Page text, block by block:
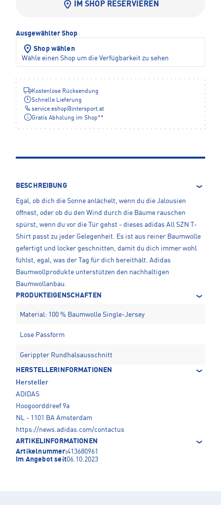
IM SHOP RESERVIEREN
Ausgewählter Shop
Shop wählen
Wähle einen Shop um die Verfügbarkeit zu sehen
Kostenlose Rücksendung
Schnelle Lieferung
service.eshop@intersport.at
Gratis Abholung im Shop**
BESCHREIBUNG
Egal, ob dich die Sonne anlächelt, wenn du die Jalousien
öffnest, oder ob du den Wind durch die Bäume rauschen
spürst, wenn du vor die Tür gehst - dieses adidas All SZN T-
Shirt passt zu jeder Gelegenheit. Es ist aus reiner Baumwolle
gefertigt und locker geschnitten, damit du dich immer wohl
fühlst, egal, was der Tag für dich bereithält. Adidas
Baumwollprodukte unterstützen den nachhaltigen
Baumwollanbau.
PRODUKTEIGENSCHAFTEN
Material: 100 % Baumwolle Single-Jersey
Lose Passform
Gerippter Rundhalsausschnitt
HERSTELLERINFORMATIONEN
Hersteller
ADIDAS
Hoogoorddreef 9a
NL - 1101 BA Amsterdam
https://news.adidas.com/contactus
ARTIKELINFORMATIONEN
Artikelnummer:413680961
Im Angebot seit06.10.2023